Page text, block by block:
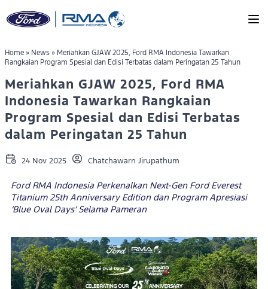
Skip to main content
Home » News » Meriahkan GJAW 2025, Ford RMA Indonesia Tawarkan
Rangkaian Program Spesial dan Edisi Terbatas dalam Peringatan 25 Tahun
Meriahkan GJAW 2025, Ford RMA
Indonesia Tawarkan Rangkaian
Program Spesial dan Edisi Terbatas
dalam Peringatan 25 Tahun
24 Nov 2025 Chatchawarn Jirupathum
Ford RMA Indonesia Perkenalkan Next-Gen Ford Everest
Titanium 25th Anniversary Edition dan Program Apresiasi
‘Blue Oval Days’ Selama Pameran